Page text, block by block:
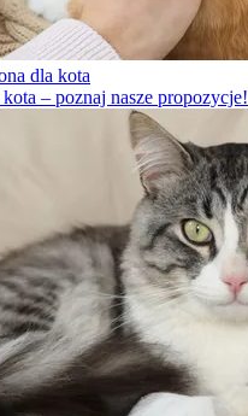
dla kota
– poznaj nasze propozycje!